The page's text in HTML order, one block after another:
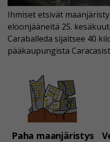
Paha maanjäristys
Ihmiset etsivät
eloonjääneitä 25.
Caraballeda sijaitsee 40
pääkaupungista